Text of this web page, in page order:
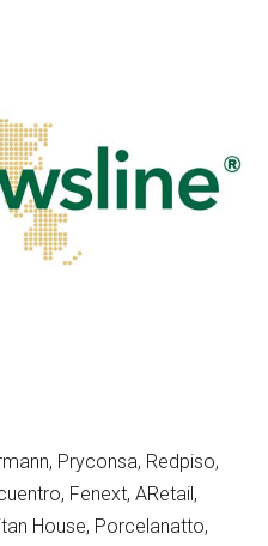
Pryconsa, Redpiso,
Fenext, ARetail,
House, Porcelanatto,